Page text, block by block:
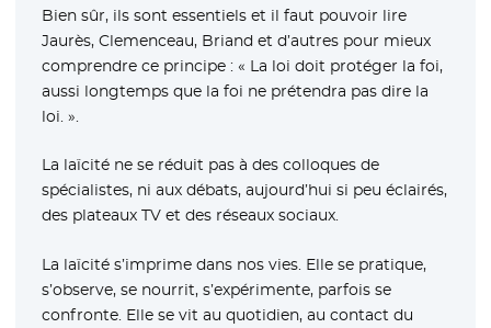
Bien sûr, ils sont essentiels et il faut pouvoir lire
Jaurès, Clemenceau, Briand et d’autres pour mieux
comprendre ce principe : « La loi doit protéger la foi,
aussi longtemps que la foi ne prétendra pas dire la
loi. ».
La laïcité ne se réduit pas à des colloques de
spécialistes, ni aux débats, aujourd’hui si peu éclairés,
des plateaux TV et des réseaux sociaux.
La laïcité s’imprime dans nos vies. Elle se pratique,
s’observe, se nourrit, s’expérimente, parfois se
confronte. Elle se vit au quotidien, au contact du